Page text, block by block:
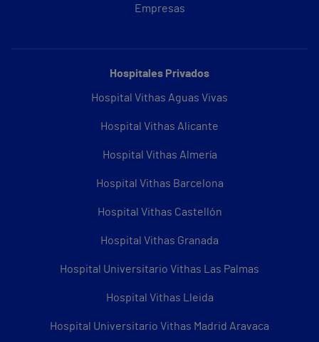
Empresas
Hospitales Privados
Hospital Vithas Aguas Vivas
Hospital Vithas Alicante
Hospital Vithas Almería
Hospital Vithas Barcelona
Hospital Vithas Castellón
Hospital Vithas Granada
Hospital Universitario Vithas Las Palmas
Hospital Vithas Lleida
Hospital Universitario Vithas Madrid Aravaca